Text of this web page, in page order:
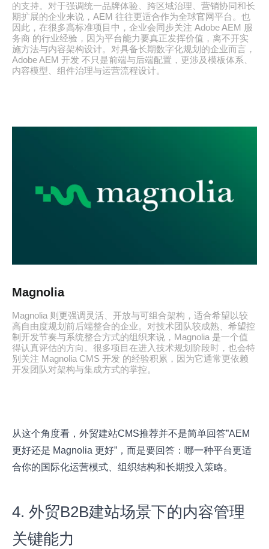
的支持。对于强调统一品牌体验、跨区域治理、营销协同和长
期扩展的企业来说，AEM 往往更适合作为全球官网平台。也
因此，在很多高标准项目中，企业会同步关注 Adobe AEM 服
务商 的行业经验，因为平台能力要真正发挥价值，离不开实
施方法与内容架构设计。对具备长期数字化规划的企业而言，
Adobe AEM 开发 不只是前端与后端配置，更涉及模板体系、
内容模型、组件治理与运营流程设计。
Magnolia
Magnolia 则更强调灵活、开放与可组合架构，适合希望以较
高自由度规划前后端整合的企业。对技术团队较成熟、希望控
制开发节奏与系统整合方式的组织来说，Magnolia 是一个值
得认真评估的方向。很多项目在进入技术规划阶段时，也会特
别关注 Magnolia CMS 开发 的经验积累，因为它通常更依赖
开发团队对架构与集成方式的掌控。
从这个角度看，外贸建站CMS推荐并不是简单回答”AEM
更好还是 Magnolia 更好”，而是要回答：哪一种平台更适
合你的国际化运营模式、组织结构和长期投入策略。
4. 外贸B2B建站场景下的内容管理
关键能力